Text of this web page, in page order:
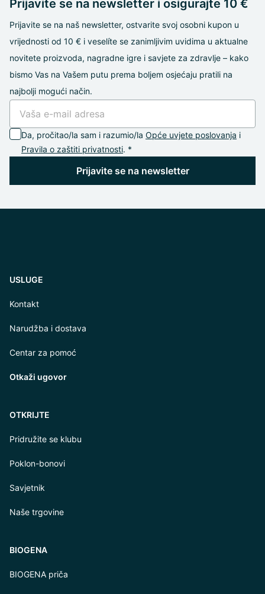
Prijavite se na newsletter i osigurajte 10 €
Prijavite se na naš newsletter, ostvarite svoj osobni kupon u
vrijednosti od 10 € i veselíte se zanimljivim uvidima u aktualne
novitete proizvoda, nagradne igre i savjete za zdravlje – kako
bismo Vas na Vašem putu prema boljem osjećaju pratili na
najbolji mogući način.
Da, pročitao/la sam i razumio/la Opće uvjete poslovanja i
Pravila o zaštiti privatnosti. *
Prijavite se na newsletter
USLUGE
Kontakt
Narudžba i dostava
Centar za pomoć
Otkaži ugovor
OTKRIJTE
Pridružite se klubu
Poklon-bonovi
Savjetnik
Naše trgovine
BIOGENA
BIOGENA priča